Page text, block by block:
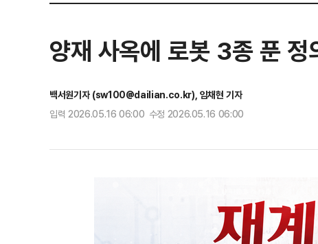
양재 사옥에 로봇 3종 푼
백서원기자 (sw100@dailian.co.kr), 임채현 기자
입력 2026.05.16 06:00 수정 2026.05.16 06:00